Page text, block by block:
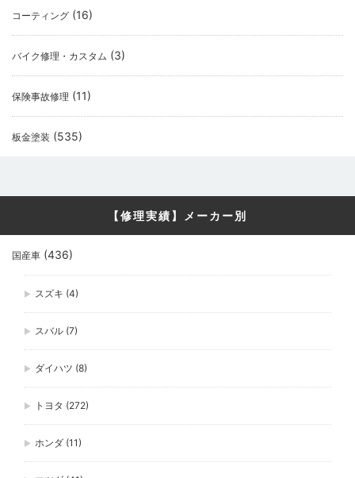
コーティング (16)
バイク修理・カスタム (3)
保険事故修理 (11)
板金塗装 (535)
【修理実績】メーカー別
国産車 (436)
スズキ (4)
スバル (7)
ダイハツ (8)
トヨタ (272)
ホンダ (11)